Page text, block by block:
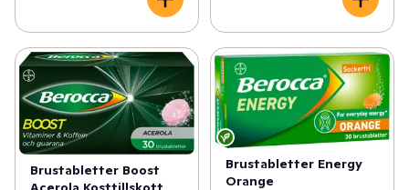
Brustabletter Boost
Brustabletter Energy
Orange